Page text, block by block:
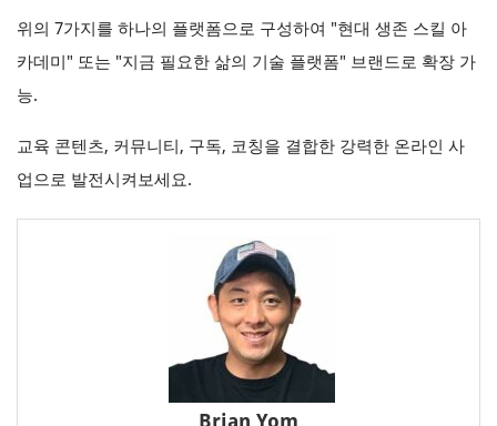
위의 7가지를 하나의 플랫폼으로 구성하여 "현대 생존 스킬 아
카데미" 또는 "지금 필요한 삶의 기술 플랫폼" 브랜드로 확장 가
능.
교육 콘텐츠, 커뮤니티, 구독, 코칭을 결합한 강력한 온라인 사
업으로 발전시켜보세요.
Brian Yom